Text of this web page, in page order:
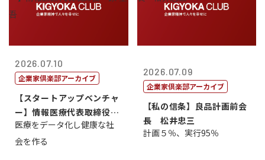
2026.07.10
企業家倶楽部アーカイブ
【スタートアップベンチャ
ー】情報医療代表取締役
原 聖吾
医療をデータ化し健康な社
会を作る
2026.07.09
企業家倶楽部アーカイブ
【私の信条】良品計画前会
長 松井忠三
計画５％、実行95％